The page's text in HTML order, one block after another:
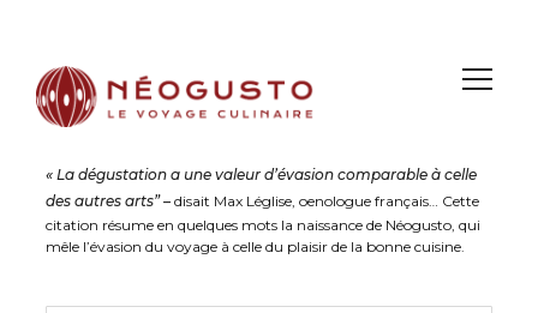
Une équipe d’épicuriennes
« La dégustation a une valeur d’évasion comparable à celle
des autres arts” –disait Max Léglise, oenologue français… Cette
citation résume en quelques mots la naissance de Néogusto, qui
mêle l’évasion du voyage à celle du plaisir de la bonne cuisine.